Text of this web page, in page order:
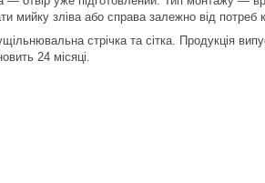
мийку зліва або справа залежно від потреб
стрічка та сітка. Продукція
24 місяці.